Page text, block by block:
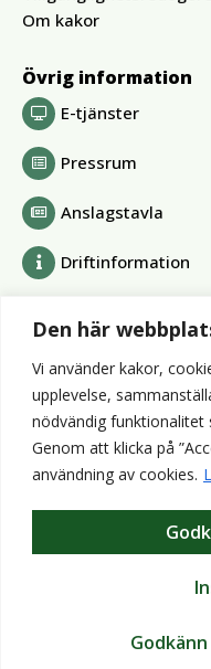
Den här
Vi använder kakor,
upplevelse,
nödvändig funktionalitet
Genom att klicka på
användning av cookies.
Om kakor
Övrig information
E-tjänster
Pressrum
Anslagstavla
Driftinformation
Alvesta Renhållnings
Alvesta Energi AB
AllboHus Bostad AB
Huseby bruk AB
Värends
Wexnet AB